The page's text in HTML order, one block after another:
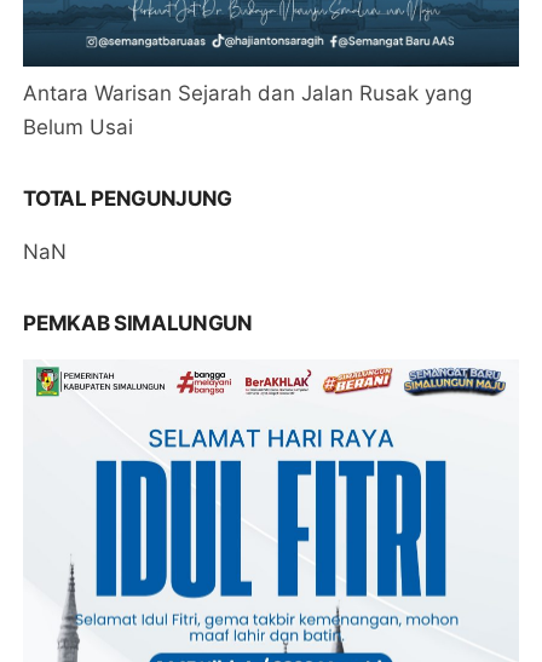
Antara Warisan Sejarah dan Jalan Rusak yang
Belum Usai
TOTAL PENGUNJUNG
NaN
PEMKAB SIMALUNGUN